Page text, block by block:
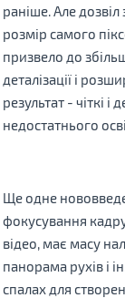
раніше. Але
розмір самого
призвело до
деталізації і
результат - чіткі і
недостатнього
Ще одне
фокусування
відео, має масу
панорама рухів і
спалах для